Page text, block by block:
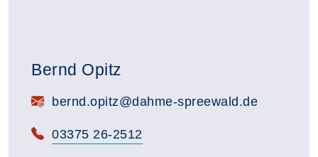
Bernd Opitz
E-Mail:bernd.opitz@dahme-spreewald.de
Telefon:
03375 26-2512